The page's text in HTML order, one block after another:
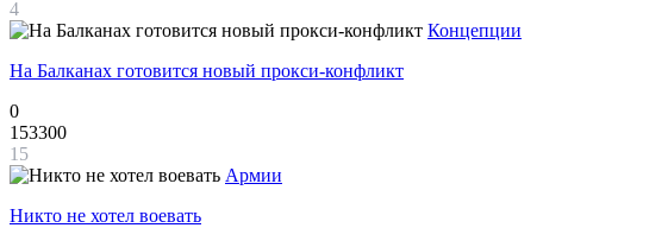
4
Концепции
На Балканах готовится новый прокси-конфликт
0
153300
15
Армии
Никто не хотел воевать